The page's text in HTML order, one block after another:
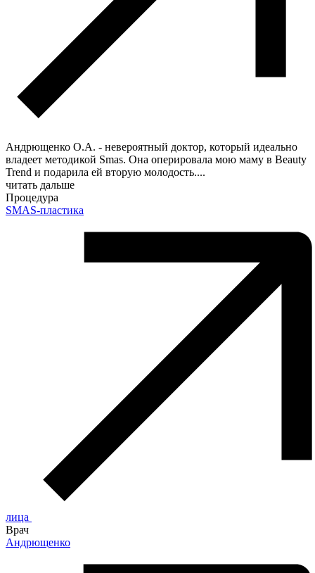
Андрющенко О.А. - невероятный доктор, который идеально
владеет методикой Smas. Она оперировала мою маму в Beauty
Trend и подарила ей вторую молодость....
читать дальше
Процедура
SMAS-пластика
лица
Врач
Андрющенко